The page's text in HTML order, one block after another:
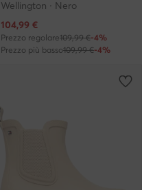
Wellington · Nero
Prezzo attuale
104,99 €
Prezzo regolare109,99 €-4%
Prezzo più basso109,99 €-4%